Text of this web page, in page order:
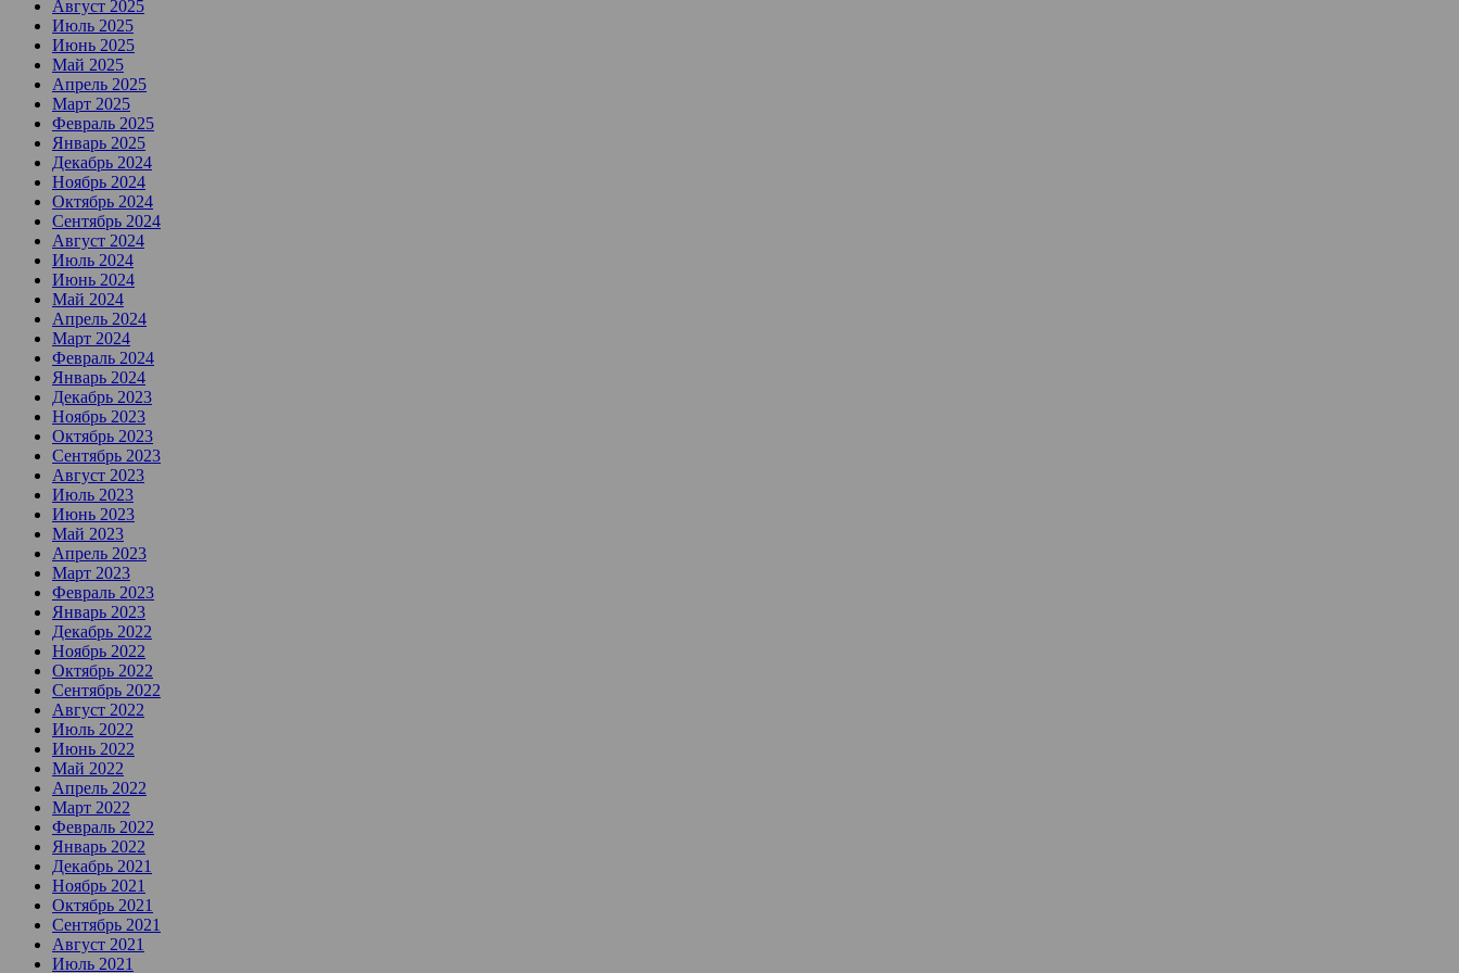
Август 2025
Июль 2025
Июнь 2025
Май 2025
Апрель 2025
Март 2025
Февраль 2025
Январь 2025
Декабрь 2024
Ноябрь 2024
Октябрь 2024
Сентябрь 2024
Август 2024
Июль 2024
Июнь 2024
Май 2024
Апрель 2024
Март 2024
Февраль 2024
Январь 2024
Декабрь 2023
Ноябрь 2023
Октябрь 2023
Сентябрь 2023
Август 2023
Июль 2023
Июнь 2023
Май 2023
Апрель 2023
Март 2023
Февраль 2023
Январь 2023
Декабрь 2022
Ноябрь 2022
Октябрь 2022
Сентябрь 2022
Август 2022
Июль 2022
Июнь 2022
Май 2022
Апрель 2022
Март 2022
Февраль 2022
Январь 2022
Декабрь 2021
Ноябрь 2021
Октябрь 2021
Сентябрь 2021
Август 2021
Июль 2021